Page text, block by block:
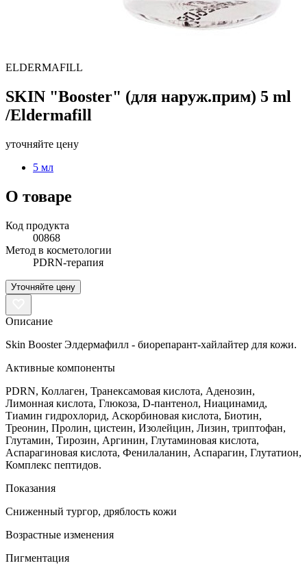
ELDERMAFILL
SKIN "Booster" (для наруж.прим) 5 ml
/Eldermafill
уточняйте цену
5 мл
О товаре
Код продукта
00868
Метод в косметологии
PDRN-терапия
Уточняйте цену
Описание
Skin Booster Элдермафилл - биорепарант-хайлайтер для кожи.
Активные компоненты
PDRN, Коллаген, Транексамовая кислота, Аденозин,
Лимонная кислота, Глюкоза, D-пантенол, Ниацинамид,
Тиамин гидрохлорид, Аскорбиновая кислота, Биотин,
Треонин, Пролин, цистеин, Изолейцин, Лизин, триптофан,
Глутамин, Тирозин, Аргинин, Глутаминовая кислота,
Аспарагиновая кислота, Фенилаланин, Аспарагин, Глутатион,
Комплекс пептидов.
Показания
Сниженный тургор, дряблость кожи
Возрастные изменения
Пигментация